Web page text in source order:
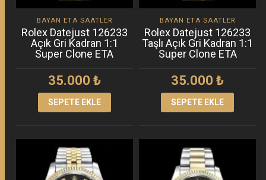
BAYAN ETA SAATLER
Rolex Datejust 126233
Açık Gri Kadran 1:1
Super Clone ETA
35.000 ₺
SEPETE EKLE
BAYAN ETA SAATLER
Rolex Datejust 126233
Taşlı Açık Gri Kadran 1:1
Super Clone ETA
35.000₺
SEPETE EKLE